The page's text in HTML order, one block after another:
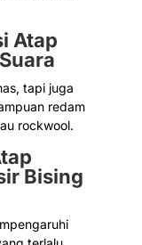
Atap
tapi juga
redam
rockwool.
Bising